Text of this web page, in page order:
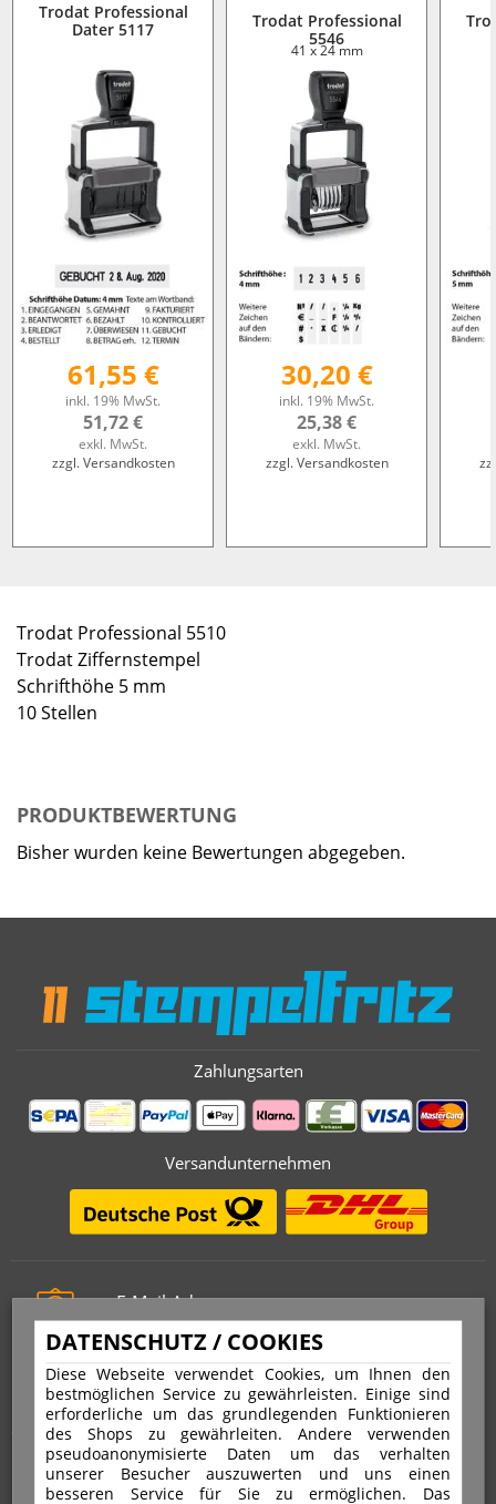
DATENSCHUTZ / COOKIES
Diese Webseite verwendet Cookies, um Ihnen den
bestmöglichen Service zu gewährleisten. Einige sind
erforderliche um das grundlegenden Funktionieren
des Shops zu gewährleiten. Andere verwenden
pseudoanonymisierte Daten um das verhalten
unserer Besucher auszuwerten und uns einen
besseren Service für Sie zu ermöglichen. Das
Trodat Professional
Dater 5117
61,55 €
inkl. 19% MwSt.
51,72 €
exkl. MwSt.
zzgl. Versandkosten
Trodat Professional
5546
41 x 24 mm
30,20 €
inkl. 19% MwSt.
25,38 €
exkl. MwSt.
zzgl. Versandkosten
Trodat Professional 5510
Trodat Ziffernstempel
Schrifthöhe 5 mm
10 Stellen
PRODUKTBEWERTUNG
Bisher wurden keine Bewertungen abgegeben.
Zahlungsarten
Versandunternehmen
E-Mail-Adresse
info@stempelfritz.de
Telefon
0221 677 812 08
Über uns